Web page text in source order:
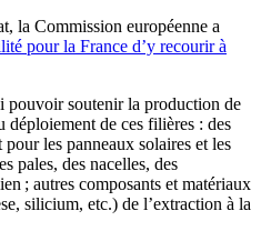
la Commission européenne a
pour la France d’y recourir à
pouvoir soutenir la production de
déploiement de ces filières : des
les panneaux solaires et les
pales, des nacelles, des
; autres composants et matériaux
silicium, etc.) de l’extraction à la